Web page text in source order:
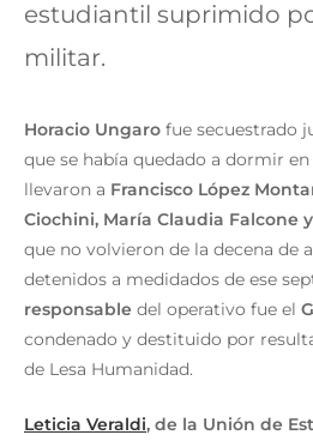
estudiantil suprimido
militar.
Horacio Ungaro fue secuestrado
que se había quedado a dormir en
llevaron a Francisco López
Ciochini, María Claudia Falcone
que no volvieron de la decena de
detenidos a medidados de ese
responsable del operativo fue el
condenado y destituido por
de Lesa Humanidad.
Leticia Veraldi, de la Unión de